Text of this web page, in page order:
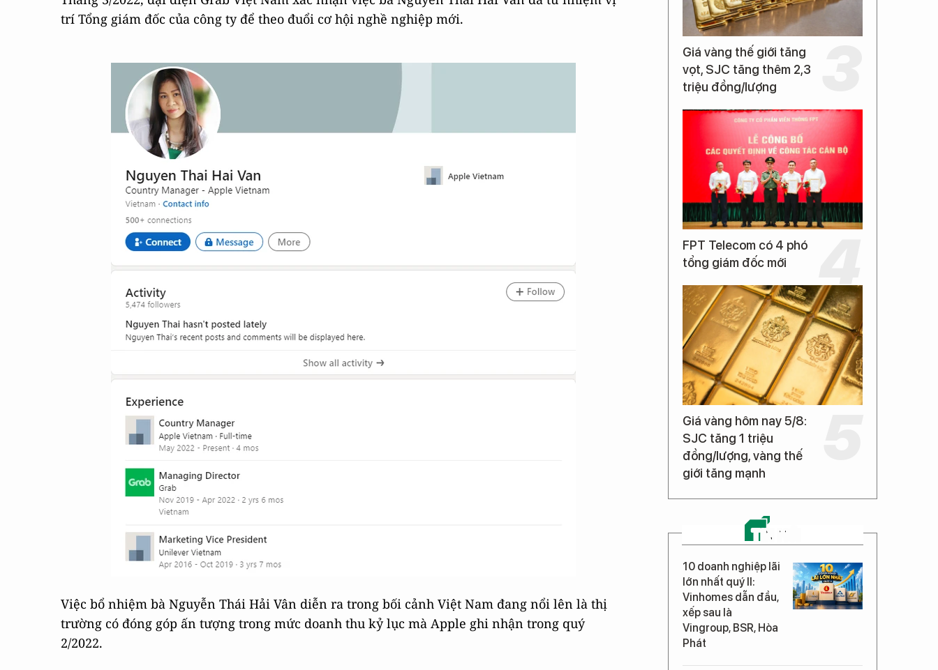
trí Tổng giám đốc của công ty để theo đuổi cơ hội nghề nghiệp mới.
Việc bổ nhiệm bà Nguyễn Thái Hải Vân diễn ra trong bối cảnh Việt Nam đang nổi lên là thị
trường có đóng góp ấn tượng trong mức doanh thu kỷ lục mà Apple ghi nhận trong quý
2/2022.
Giá vàng thế giới tăng
vọt, SJC tăng thêm 2,3
triệu đồng/lượng
FPT Telecom có 4 phó
tổng giám đốc mới
Giá vàng hôm nay 5/8:
SJC tăng 1 triệu
đồng/lượng, vàng thế
giới tăng mạnh
TIN MỚI
10 doanh nghiệp lãi
lớn nhất quý II:
Vinhomes dẫn đầu,
xếp sau là
Vingroup, BSR, Hòa
Phát